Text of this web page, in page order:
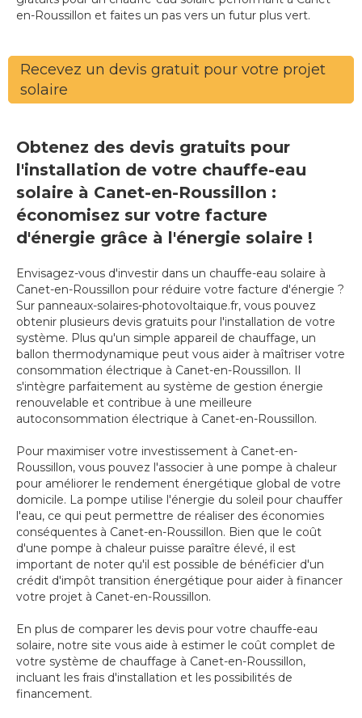
en-Roussillon et faites un pas vers un futur plus vert.
Recevez un devis gratuit pour votre projet
solaire
Obtenez des devis gratuits pour
l'installation de votre chauffe-eau
solaire à Canet-en-Roussillon :
économisez sur votre facture
d'énergie grâce à l'énergie solaire !
Envisagez-vous d'investir dans un chauffe-eau solaire à
Canet-en-Roussillon pour réduire votre facture d'énergie ?
Sur panneaux-solaires-photovoltaique.fr, vous pouvez
obtenir plusieurs devis gratuits pour l'installation de votre
système. Plus qu'un simple appareil de chauffage, un
ballon thermodynamique peut vous aider à maîtriser votre
consommation électrique à Canet-en-Roussillon. Il
s'intègre parfaitement au système de gestion énergie
renouvelable et contribue à une meilleure
autoconsommation électrique à Canet-en-Roussillon.
Pour maximiser votre investissement à Canet-en-
Roussillon, vous pouvez l'associer à une pompe à chaleur
pour améliorer le rendement énergétique global de votre
domicile. La pompe utilise l'énergie du soleil pour chauffer
l'eau, ce qui peut permettre de réaliser des économies
conséquentes à Canet-en-Roussillon. Bien que le coût
d'une pompe à chaleur puisse paraître élevé, il est
important de noter qu'il est possible de bénéficier d'un
crédit d'impôt transition énergétique pour aider à financer
votre projet à Canet-en-Roussillon.
En plus de comparer les devis pour votre chauffe-eau
solaire, notre site vous aide à estimer le coût complet de
votre système de chauffage à Canet-en-Roussillon,
incluant les frais d'installation et les possibilités de
financement.